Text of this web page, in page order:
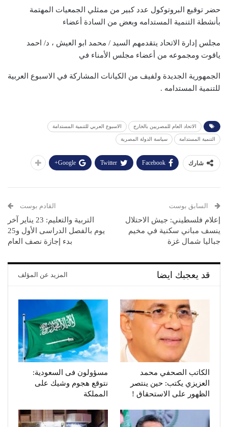
حضر توقيع البروتوكول عدد كبير من ممثلي الجمعيات المهتمة
بأنشطة التنمية المستدامه وبعض من السادة أعضاء
مجلس إدارة الاتحاد يتقدمهم السيد / محمد ابو العيش ، د/ احمد
ياقوت ومجموعه من أعضاء مجلس الأمناء في
الجمهورية الجديدة ولفيف من الكيانات المشاركة في الاسبوع العربية
للتنمية المستدامه .
الاتحاد العام للمصريين بالخارج الاسبوع العربي للتنمية المستدامة
التنمية المستدامة سياسة الدولة المصرية
شارك Facebook
Twitter
Google+
السابق بوست
إعلام فلسطيني: جيش الاحتلال
ينسف مباني سكنية في مخيم
جباليا شمال غزة
القادم بوست
التربية والتعليم: 23 يناير آخر
يوم بالفصل الدراسى الأول و25
بدء إجازة نصف العام
قد يعجبك ايضا المزيد عن المؤلف
الكاتب الصحفي محمد
العزيزي يكتب: حين ينتصر
الظهور على الاستحقاق !
مسؤولون فى السعودية:
نتوقع هجوم وشيك على
المملكة